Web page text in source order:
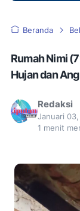
Beranda
Rumah Nimi
Hujan dan
Redaksi
Januari
1 menit